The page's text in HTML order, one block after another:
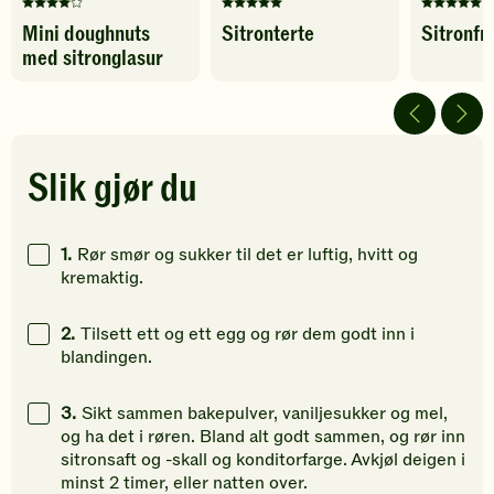
Denne
oppskriften
har
stjerner.
Klikk
å
gi
Mini doughnuts
med sitronglasur
Denne
oppskriften
gi
Sitronterte
Denne
5
av
Slik gjør du
1. Rør smør og sukker til det er luftig, hvitt og
kremaktig.
2. Tilsett ett og ett egg og rør dem godt inn i
blandingen.
3. Sikt sammen bakepulver, vaniljesukker og mel,
og ha det i røren. Bland alt godt sammen, og rør inn
sitronsaft og -skall og konditorfarge. Avkjøl deigen i
minst 2 timer, eller natten over.